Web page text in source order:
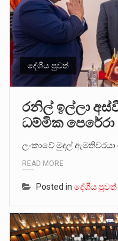
දේශීය පුවත්
රනිල් ඉල්ලා
ධම්මික පෙරේරා
ලංකාවේ මුදල් ඇමතිවරයා
READ MORE
Posted in දේශීය පුවත්